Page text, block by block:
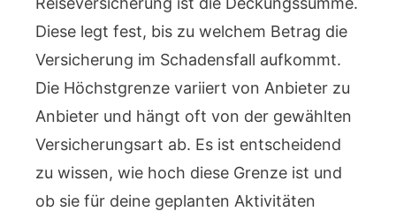
Diese legt fest, bis zu welchem Betrag die
Versicherung im Schadensfall aufkommt.
Die Höchstgrenze variiert von Anbieter zu
Anbieter und hängt oft von der gewählten
Versicherungsart ab. Es ist entscheidend
zu wissen, wie hoch diese Grenze ist und
ob sie für deine geplanten Aktivitäten